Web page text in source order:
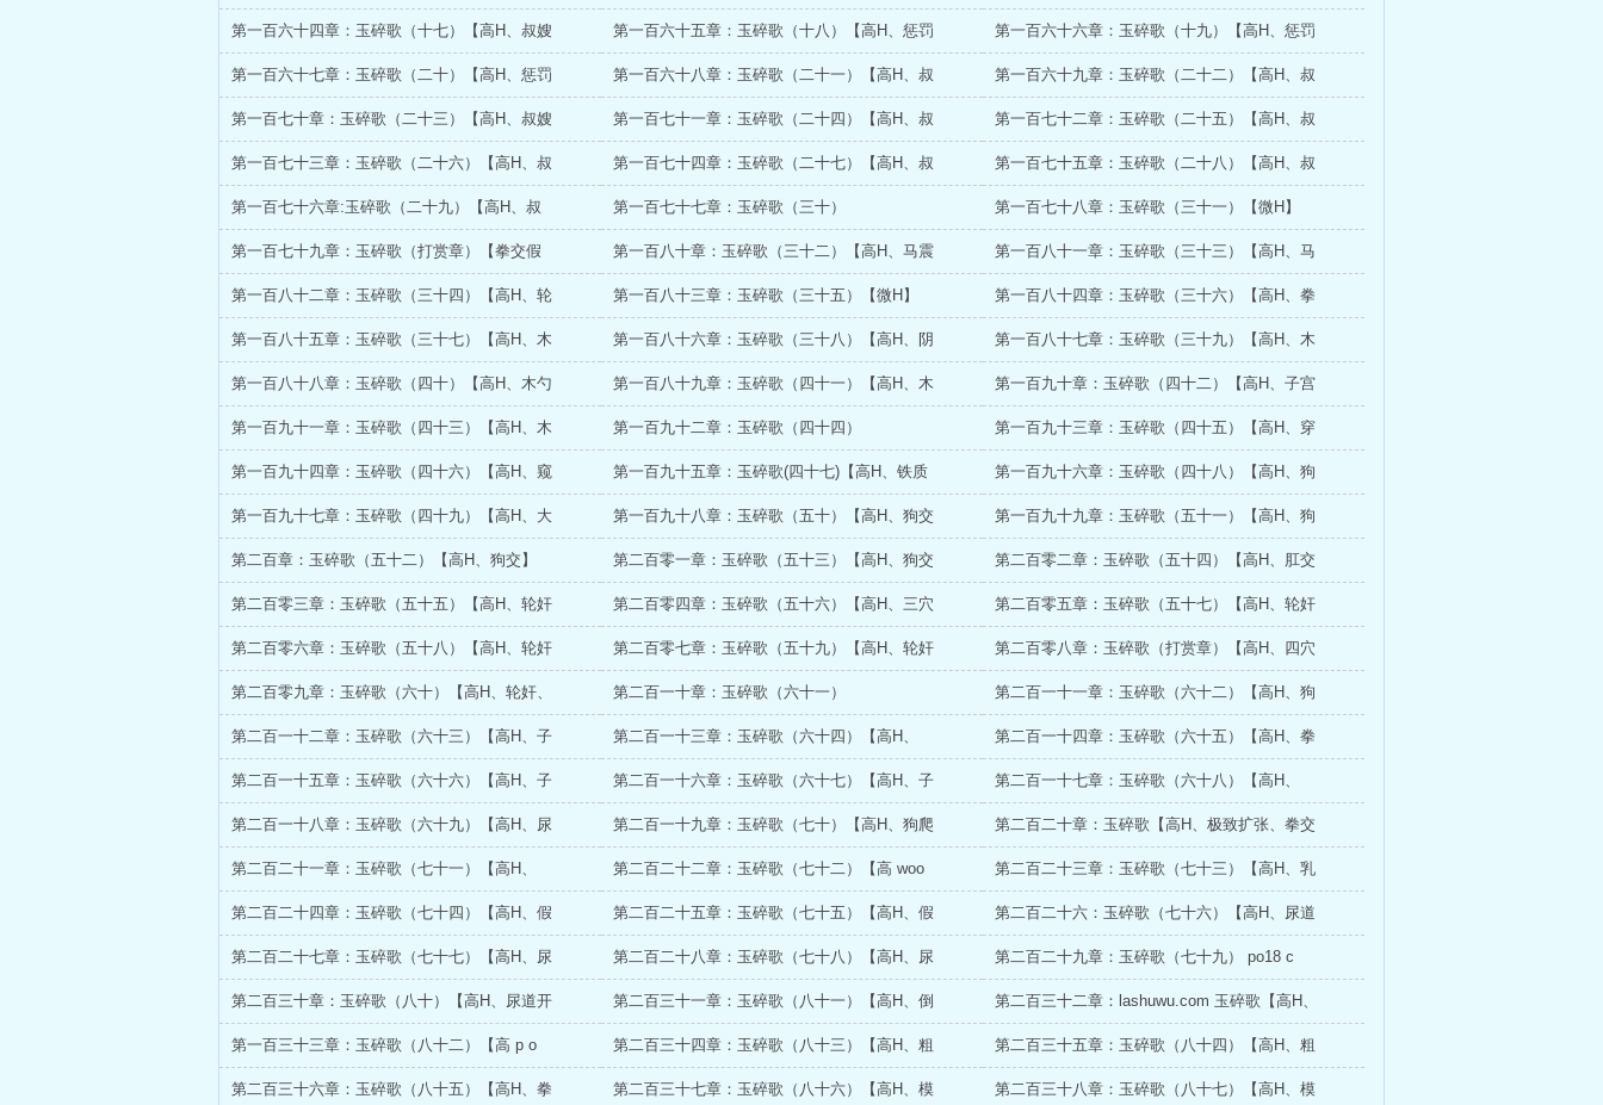
第一百六十四章：玉碎歌（十七）【高H、叔嫂 第一百六十五章：玉碎歌（十八）【高H、惩罚 第一百六十六章：玉碎歌（十九）【高H、惩罚
第一百六十七章：玉碎歌（二十）【高H、惩罚 第一百六十八章：玉碎歌（二十一）【高H、叔 第一百六十九章：玉碎歌（二十二）【高H、叔
第一百七十章：玉碎歌（二十三）【高H、叔嫂 第一百七十一章：玉碎歌（二十四）【高H、叔 第一百七十二章：玉碎歌（二十五）【高H、叔
第一百七十三章：玉碎歌（二十六）【高H、叔 第一百七十四章：玉碎歌（二十七）【高H、叔 第一百七十五章：玉碎歌（二十八）【高H、叔
第一百七十六章:玉碎歌（二十九）【高H、叔 第一百七十七章：玉碎歌（三十） 第一百七十八章：玉碎歌（三十一）【微H】
第一百七十九章：玉碎歌（打赏章）【拳交假 第一百八十章：玉碎歌（三十二）【高H、马震 第一百八十一章：玉碎歌（三十三）【高H、马
第一百八十二章：玉碎歌（三十四）【高H、轮 第一百八十三章：玉碎歌（三十五）【微H】 第一百八十四章：玉碎歌（三十六）【高H、拳
第一百八十五章：玉碎歌（三十七）【高H、木 第一百八十六章：玉碎歌（三十八）【高H、阴 第一百八十七章：玉碎歌（三十九）【高H、木
第一百八十八章：玉碎歌（四十）【高H、木勺 第一百八十九章：玉碎歌（四十一）【高H、木 第一百九十章：玉碎歌（四十二）【高H、子宫
第一百九十一章：玉碎歌（四十三）【高H、木 第一百九十二章：玉碎歌（四十四） 第一百九十三章：玉碎歌（四十五）【高H、穿
第一百九十四章：玉碎歌（四十六）【高H、窥 第一百九十五章：玉碎歌(四十七)【高H、铁质 第一百九十六章：玉碎歌（四十八）【高H、狗
第一百九十七章：玉碎歌（四十九）【高H、大 第一百九十八章：玉碎歌（五十）【高H、狗交 第一百九十九章：玉碎歌（五十一）【高H、狗
第二百章：玉碎歌（五十二）【高H、狗交】 第二百零一章：玉碎歌（五十三）【高H、狗交 第二百零二章：玉碎歌（五十四）【高H、肛交
第二百零三章：玉碎歌（五十五）【高H、轮奸 第二百零四章：玉碎歌（五十六）【高H、三穴 第二百零五章：玉碎歌（五十七）【高H、轮奸
第二百零六章：玉碎歌（五十八）【高H、轮奸 第二百零七章：玉碎歌（五十九）【高H、轮奸 第二百零八章：玉碎歌（打赏章）【高H、四穴
第二百零九章：玉碎歌（六十）【高H、轮奸、 第二百一十章：玉碎歌（六十一） 第二百一十一章：玉碎歌（六十二）【高H、狗
第二百一十二章：玉碎歌（六十三）【高H、子 第二百一十三章：玉碎歌（六十四）【高H、 第二百一十四章：玉碎歌（六十五）【高H、拳
第二百一十五章：玉碎歌（六十六）【高H、子 第二百一十六章：玉碎歌（六十七）【高H、子 第二百一十七章：玉碎歌（六十八）【高H、
第二百一十八章：玉碎歌（六十九）【高H、尿 第二百一十九章：玉碎歌（七十）【高H、狗爬 第二百二十章：玉碎歌【高H、极致扩张、拳交
第二百二十一章：玉碎歌（七十一）【高H、 第二百二十二章：玉碎歌（七十二）【高 woo 第二百二十三章：玉碎歌（七十三）【高H、乳
第二百二十四章：玉碎歌（七十四）【高H、假 第二百二十五章：玉碎歌（七十五）【高H、假 第二百二十六：玉碎歌（七十六）【高H、尿道
第二百二十七章：玉碎歌（七十七）【高H、尿 第二百二十八章：玉碎歌（七十八）【高H、尿 第二百二十九章：玉碎歌（七十九） po18 c
第二百三十章：玉碎歌（八十）【高H、尿道开 第二百三十一章：玉碎歌（八十一）【高H、倒 第二百三十二章：lashuwu.com 玉碎歌【高H、
第一百三十三章：玉碎歌（八十二）【高 p o 第二百三十四章：玉碎歌（八十三）【高H、粗 第二百三十五章：玉碎歌（八十四）【高H、粗
第二百三十六章：玉碎歌（八十五）【高H、拳 第二百三十七章：玉碎歌（八十六）【高H、模 第二百三十八章：玉碎歌（八十七）【高H、模